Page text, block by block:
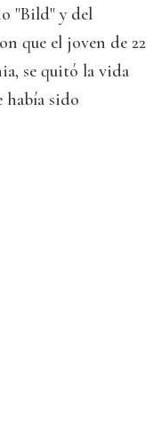
"Bild" y del
que el joven de 22
se quitó la vida
había sido